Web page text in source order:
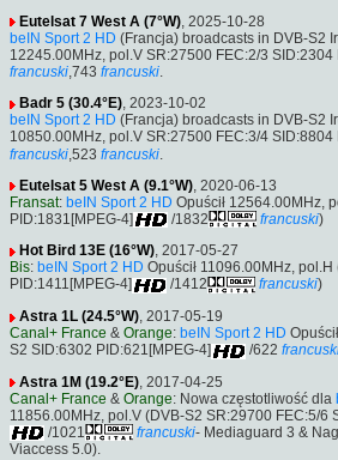
Eutelsat 7 West A (7°W), 2025-10-28
beIN Sport 2 HD (Francja) broadcasts in DVB-S2
12245.00MHz, pol.V SR:27500 FEC:2/3 SID:2304
francuski,743 francuski.
Badr 5 (30.4°E), 2023-10-02
beIN Sport 2 HD (Francja) broadcasts in DVB-S2
10850.00MHz, pol.V SR:27500 FEC:3/4 SID:8804
francuski ,523 francuski
Eutelsat 5 West A (9.1°W) , 2020-06-13
Fransat: beIN Sport 2 HD Opuścił 12564.00MHz,
PID:1831[MPEG-4]
/1832 francuski)
Hot Bird 13E (16°W), 2017-05-27
Bis: beIN Sport 2 HD Opuścił 11096.00MHz,
PID:1411[MPEG-4]
/1412 francuski)
Astra 1L (24.5°W), 2017-05-19
Canal+ France & Orange: beIN Sport 2 HD
S2 SID:6302 PID:621[MPEG-4]
/622
Astra 1M (19.2°E) , 2017-04-25
Canal+ France & Orange: Nowa częstotliwość dla
11856.00MHz, pol.V (DVB-S2 SR:29700 FEC:5/6
/1021
francuski- Mediaguard 3 &
Viaccess 5.0).